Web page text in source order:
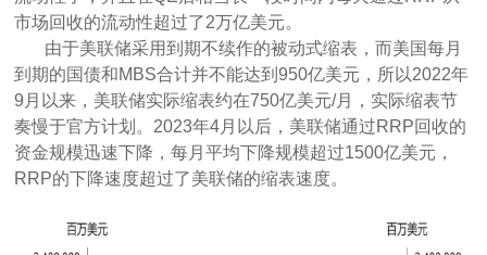
市场回收的流动性超过了2万亿美元。
由于美联储采用到期不续作的被动式缩表，而美国每月
到期的国债和MBS合计并不能达到950亿美元，所以2022年
9月以来，美联储实际缩表约在750亿美元/月，实际缩表节
奏慢于官方计划。2023年4月以后，美联储通过RRP回收的
资金规模迅速下降，每月平均下降规模超过1500亿美元，
RRP的下降速度超过了美联储的缩表速度。